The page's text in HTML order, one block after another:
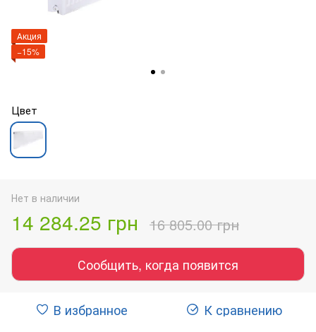
Акция
−15%
Цвет
Нет в наличии
14 284.25 грн 16 805.00 грн
Сообщить, когда появится
В избранное К сравнению